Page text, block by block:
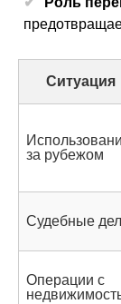
Ситуация
за рубежом
Судебные
Операции с